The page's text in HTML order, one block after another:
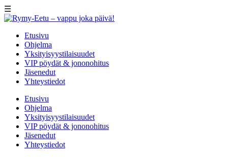
☰
Etusivu
Ohjelma
Yksityisyystilaisuudet
VIP pöydät & jononohitus
Jäsenedut
Yhteystiedot
Etusivu
Ohjelma
Yksityisyystilaisuudet
VIP pöydät & jononohitus
Jäsenedut
Yhteystiedot